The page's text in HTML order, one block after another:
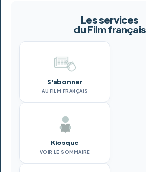
Les services
du Film français
S'abonner
AU FILM FRANÇAIS
Kiosque
VOIR LE SOMMAIRE